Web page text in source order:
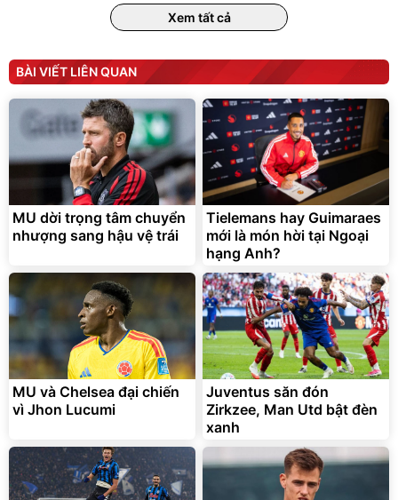
Bạt phủ xe ô tô cao cấp,
tráng nhôm 03 lớp
392.000đ
325.000đ
Đã bán nhiều
Xe đạp điện trợ lực G-
Force C14 gấp gọn bỏ cốp
tiện lợi
7.092.000đ
Đang xem nhiều
G-FORCE VIETNA
Xem tất cả
BÀI VIẾT LIÊN QUAN
MU dời trọng tâm chuyển
nhượng sang hậu vệ trái
Tielemans hay Guimaraes
mới là món hời tại Ngoại
hạng Anh?
MU và Chelsea đại chiến
vì Jhon Lucumi
Juventus săn đón
Zirkzee, Man Utd bật đèn
xanh